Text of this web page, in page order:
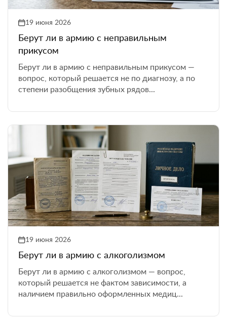
19 июня 2026
Берут ли в армию с неправильным
прикусом
Берут ли в армию с неправильным прикусом —
вопрос, который решается не по диагнозу, а по
степени разобщения зубных рядов...
19 июня 2026
Берут ли в армию с алкоголизмом
Берут ли в армию с алкоголизмом — вопрос,
который решается не фактом зависимости, а
наличием правильно оформленных медиц...